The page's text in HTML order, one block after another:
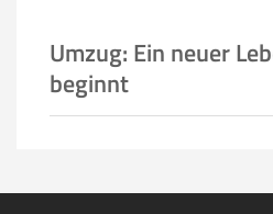
Umzug: Ein neuer
beginnt